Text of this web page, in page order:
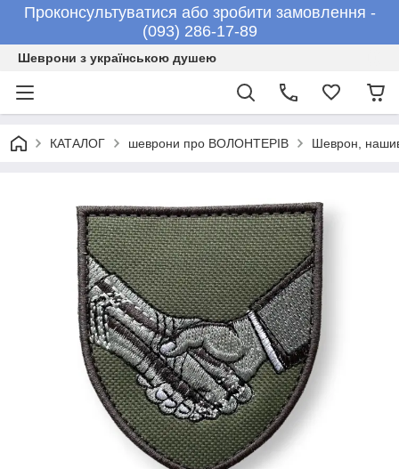
Проконсультуватися або зробити замовлення -
(093) 286-17-89
Шеврони з українською душею
КАТАЛОГ шеврони про ВОЛОНТЕРІВ Шеврон,